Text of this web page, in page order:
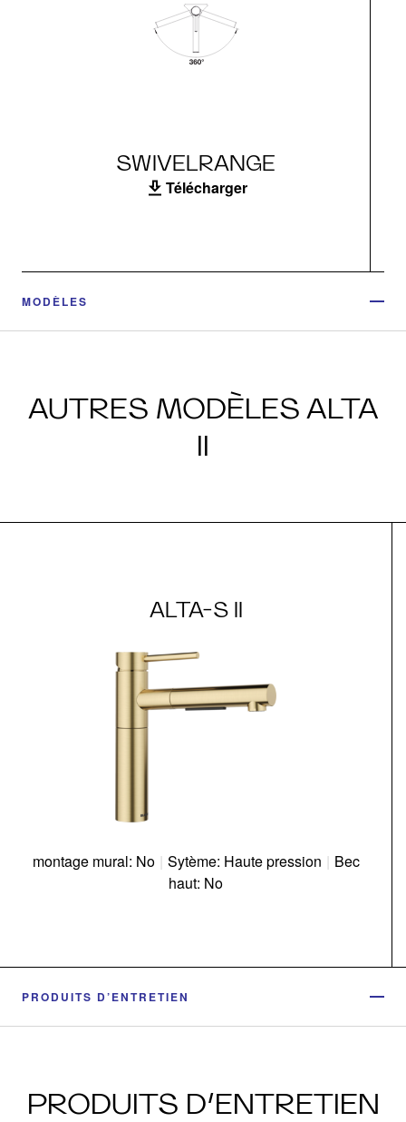
SWIVELRANGE
Télécharger
MODÈLES
AUTRES MODÈLES ALTA
II
ALTA-S II
montage mural: No | Sytème: Haute pression | Bec
haut: No
PRODUITS D’ENTRETIEN
PRODUITS D’ENTRETIEN